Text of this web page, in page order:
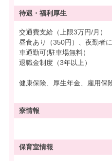
待遇・ 福利厚生
交通費支給（上限3万円/月）
昼食あり（350円）、夜勤者
車通勤可(駐車場無料）
退職金制度（3年以上）
健康保険、厚生年金、雇用保
寮情報
保育室情報